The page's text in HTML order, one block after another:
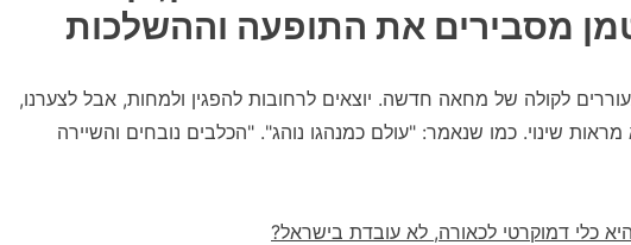
מסבירים את התופעה וההשלכות
לקולה של מחאה חדשה. יוצאים לרחובות להפגין ולמחות, אבל לצערנו,
שינוי. כמו שנאמר: "עולם כמנהגו נוהג". "הכלבים נובחים והשיירה
כלי דמוקרטי לכאורה, לא עובדת בישראל?